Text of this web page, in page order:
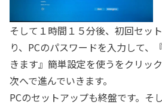
そして１時間１５分後、初回セッ
り、PCのパスワードを入力して、
きます』簡単設定を使うをクリッ
次へで進んでいきます。
PCのセットアップも終盤です。そ